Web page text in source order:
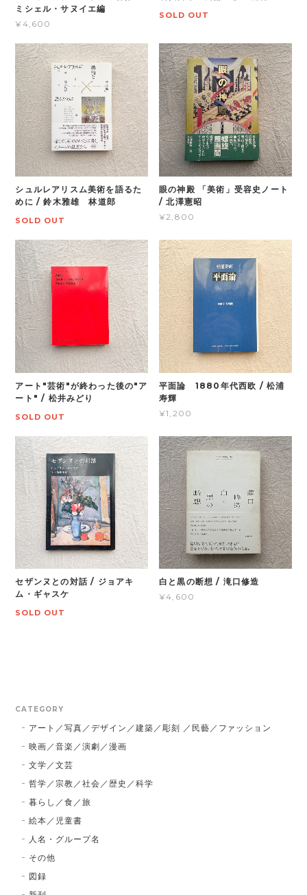
ミシェル・サヌイエ編
¥4,600
SOLD OUT
シュルレアリスム美術を語るた
めに / 鈴木雅雄 林道郎
SOLD OUT
眼の神殿 「美術」受容史ノート
/ 北澤憲昭
¥2,800
アート"芸術"が終わった後の"ア
ート" / 松井みどり
SOLD OUT
平面論 1880年代西欧 / 松浦
寿輝
¥1,200
セザンヌとの対話 / ジョアキ
ム・ギャスケ
SOLD OUT
白と黒の断想 / 滝口修造
¥4,600
CATEGORY
アート／写真／デザイン／建築／彫刻 ／民藝／ファッション
映画／音楽／演劇／漫画
文学／文芸
哲学／宗教／社会／歴史／科学
暮らし／食／旅
絵本／児童書
人名・グループ名
その他
図録